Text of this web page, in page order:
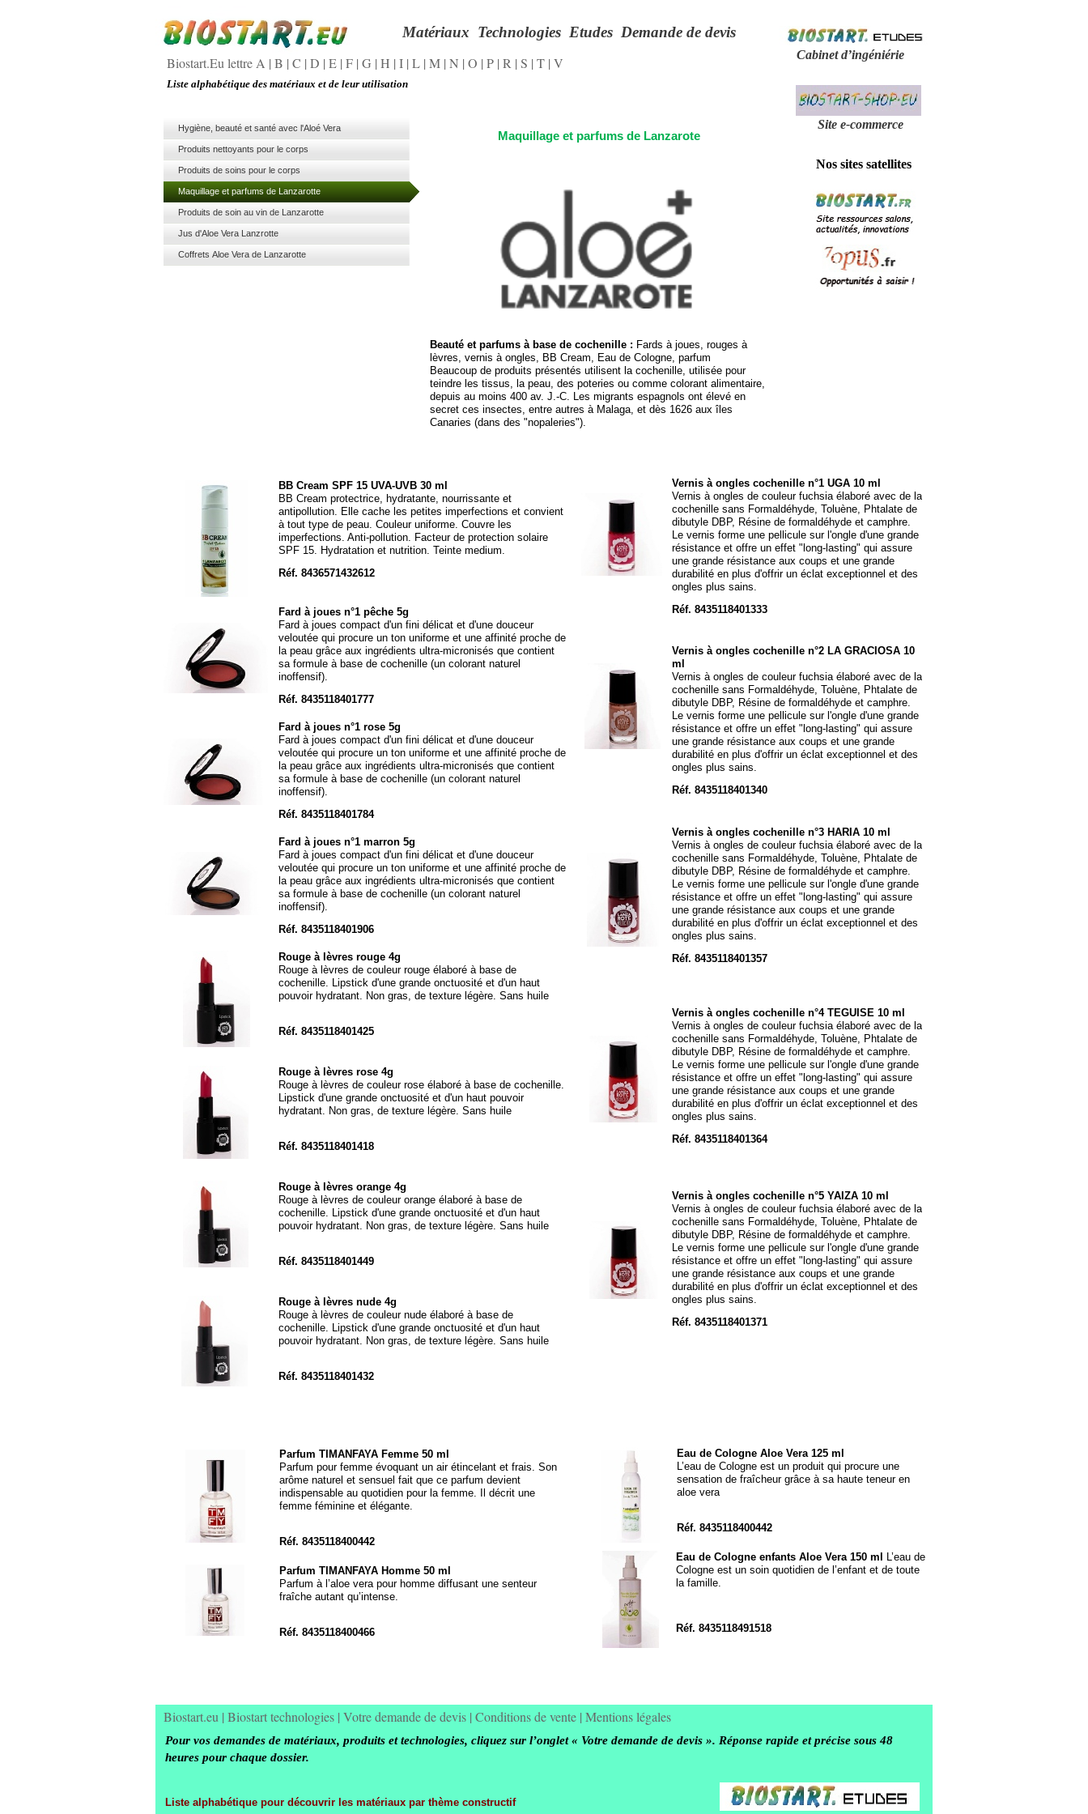
Maquillage et parfums de Lanzarote
Hygiène, beauté et santé avec l'Aloé Vera
Produits nettoyants pour le corps
Produits de soins pour le corps
Maquillage et parfums de Lanzarotte
Produits de soin au vin de Lanzarotte
Jus d'Aloe Vera Lanzrotte
Coffrets Aloe Vera de Lanzarotte
Liste alphabétique des matériaux et de leur utilisation
Biostart.Eu lettre A | B | C | D | E | F | G | H | I | L | M | N | O | P | R | S | T | V
Beauté et parfums à base de cochenille : Fards à joues, rouges à
lèvres, vernis à ongles, BB Cream, Eau de Cologne, parfum
Beaucoup de produits présentés utilisent la cochenille, utilisée pour
teindre les tissus, la peau, des poteries ou comme colorant alimentaire,
depuis au moins 400 av. J.-C. Les migrants espagnols ont élevé en
secret ces insectes, entre autres à Malaga, et dès 1626 aux îles
Canaries (dans des "nopaleries").
Vernis à ongles cochenille n°1 UGA 10 ml
Vernis à ongles de couleur fuchsia élaboré avec de la
cochenille sans Formaldéhyde, Toluène, Phtalate de
dibutyle DBP, Résine de formaldéhyde et camphre.
Le vernis forme une pellicule sur l'ongle d'une grande
résistance et offre un effet "long- lasting" qui assure
une grande résistance aux coups et une grande
durabilité en plus d'offrir un éclat exceptionnel et des
ongles plus sains.
Réf. 8435118401333
BB Cream SPF 15 UVA-UVB 30 ml
BB Cream protectrice, hydratante, nourrissante et
antipollution. Elle cache les petites imperfections et convient
à tout type de peau. Couleur uniforme. Couvre les
imperfections. Anti-pollution. Facteur de protection solaire
SPF 15. Hydratation et nutrition. Teinte medium.
Réf. 8436571432612
Fard à joues n°1 pêche 5g
Fard à joues compact d'un fini délicat et d'une douceur
veloutée qui procure un ton uniforme et une affinité proche de
la peau grâce aux ingrédients ultra-micronisés que contient
sa formule à base de cochenille (un colorant naturel
inoffensif).
Réf. 8435118401777
Fard à joues n°1 rose 5g
Fard à joues compact d'un fini délicat et d'une douceur
veloutée qui procure un ton uniforme et une affinité proche de
la peau grâce aux ingrédients ultra-micronisés que contient
sa formule à base de cochenille (un colorant naturel
inoffensif).
Réf. 8435118401784
Fard à joues n°1 marron 5g
Fard à joues compact d'un fini délicat et d'une douceur
veloutée qui procure un ton uniforme et une affinité proche de
la peau grâce aux ingrédients ultra-micronisés que contient
sa formule à base de cochenille (un colorant naturel
inoffensif).
Réf. 8435118401906
Rouge à lèvres rouge 4g
Rouge à lèvres de couleur rouge élaboré à base de
cochenille. Lipstick d'une grande onctuosité et d'un haut
pouvoir hydratant. Non gras, de texture légère. Sans huile
Réf. 8435118401425
Rouge à lèvres rose 4g
Rouge à lèvres de couleur rose élaboré à base de cochenille.
Lipstick d'une grande onctuosité et d'un haut pouvoir
hydratant. Non gras, de texture légère. Sans huile
Réf. 8435118401418
Rouge à lèvres orange 4g
Rouge à lèvres de couleur orange élaboré à base de
cochenille. Lipstick d'une grande onctuosité et d'un haut
pouvoir hydratant. Non gras, de texture légère. Sans huile
Réf. 8435118401449
Rouge à lèvres nude 4g
Rouge à lèvres de couleur nude élaboré à base de
cochenille. Lipstick d'une grande onctuosité et d'un haut
pouvoir hydratant. Non gras, de texture légère. Sans huile
Réf. 8435118401432
Vernis à ongles cochenille n°2 LA GRACIOSA 10
ml
Vernis à ongles de couleur fuchsia élaboré avec de la
cochenille sans Formaldéhyde, Toluène, Phtalate de
dibutyle DBP, Résine de formaldéhyde et camphre.
Le vernis forme une pellicule sur l'ongle d'une grande
résistance et offre un effet "long- lasting" qui assure
une grande résistance aux coups et une grande
durabilité en plus d'offrir un éclat exceptionnel et des
ongles plus sains.
Réf. 8435118401340
Vernis à ongles cochenille n°3 HARIA 10 ml
Vernis à ongles de couleur fuchsia élaboré avec de la
cochenille sans Formaldéhyde, Toluène, Phtalate de
dibutyle DBP, Résine de formaldéhyde et camphre.
Le vernis forme une pellicule sur l'ongle d'une grande
résistance et offre un effet "long- lasting" qui assure
une grande résistance aux coups et une grande
durabilité en plus d'offrir un éclat exceptionnel et des
ongles plus sains.
Réf. 8435118401357
Vernis à ongles cochenille n°4 TEGUISE 10 ml
Vernis à ongles de couleur fuchsia élaboré avec de la
cochenille sans Formaldéhyde, Toluène, Phtalate de
dibutyle DBP, Résine de formaldéhyde et camphre.
Le vernis forme une pellicule sur l'ongle d'une grande
résistance et offre un effet "long- lasting" qui assure
une grande résistance aux coups et une grande
durabilité en plus d'offrir un éclat exceptionnel et des
ongles plus sains.
Réf. 8435118401364
Vernis à ongles cochenille n°5 YAIZA 10 ml
Vernis à ongles de couleur fuchsia élaboré avec de la
cochenille sans Formaldéhyde, Toluène, Phtalate de
dibutyle DBP, Résine de formaldéhyde et camphre.
Le vernis forme une pellicule sur l'ongle d'une grande
résistance et offre un effet "long- lasting" qui assure
une grande résistance aux coups et une grande
durabilité en plus d'offrir un éclat exceptionnel et des
ongles plus sains.
Réf. 8435118401371
Eau de Cologne Aloe Vera 125 ml
L’eau de Cologne est un produit qui procure une
sensation de fraîcheur grâce à sa haute teneur en
aloe vera
Réf. 8435118400442
Parfum TIMANFAYA Femme 50 ml
Parfum pour femme évoquant un air étincelant et frais. Son
arôme naturel et sensuel fait que ce parfum devient
indispensable au quotidien pour la femme. Il décrit une
femme féminine et élégante.
Réf. 8435118400442
Parfum TIMANFAYA Homme 50 ml
Parfum à l’aloe vera pour homme diffusant une senteur
fraîche autant qu’intense.
Réf. 8435118400466
Eau de Cologne enfants Aloe Vera 150 ml
L’eau de
Cologne est un soin quotidien de l’enfant et de toute
la famille.
Réf. 8435118491518
Pour vos demandes de matériaux, produits et technologies, cliquez sur l’onglet « Votre demande de devis ». Réponse rapide et précise sous 48
heures pour chaque dossier.
Biostart.eu | Biostart technologies | Votre demande de devis | Conditions de vente | Mentions légales
Liste alphabétique pour découvrir les matériaux par thème constructif
Matériaux Technologies Etudes Demande de devis
Nos sites satellites
Site e-commerce
Cabinet d’ingéniérie